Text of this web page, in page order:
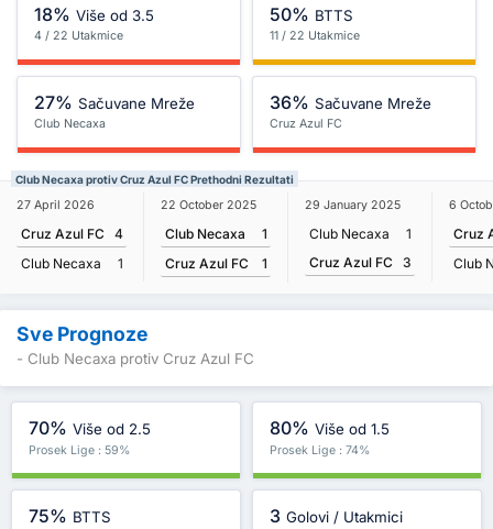
18% Više od 3.5
4 / 22 Utakmice
50% BTTS
11 / 22 Utakmice
27% Sačuvane Mreže
Club Necaxa
36% Sačuvane Mreže
Cruz Azul FC
Club Necaxa protiv Cruz Azul FC Prethodni Rezultati
27 April 2026
Cruz Azul FC
4
Club Necaxa
1
22 October 2025
Club Necaxa
1
Cruz Azul FC
1
29 January 2025
Club Necaxa
1
Cruz Azul FC
3
6
Cruz
Club
Sve Prognoze
- Club Necaxa protiv Cruz Azul FC
70% Više od 2.5
Prosek Lige : 59%
80% Više od 1.5
Prosek Lige : 74%
75% BTTS 3 Golovi / Utakmici